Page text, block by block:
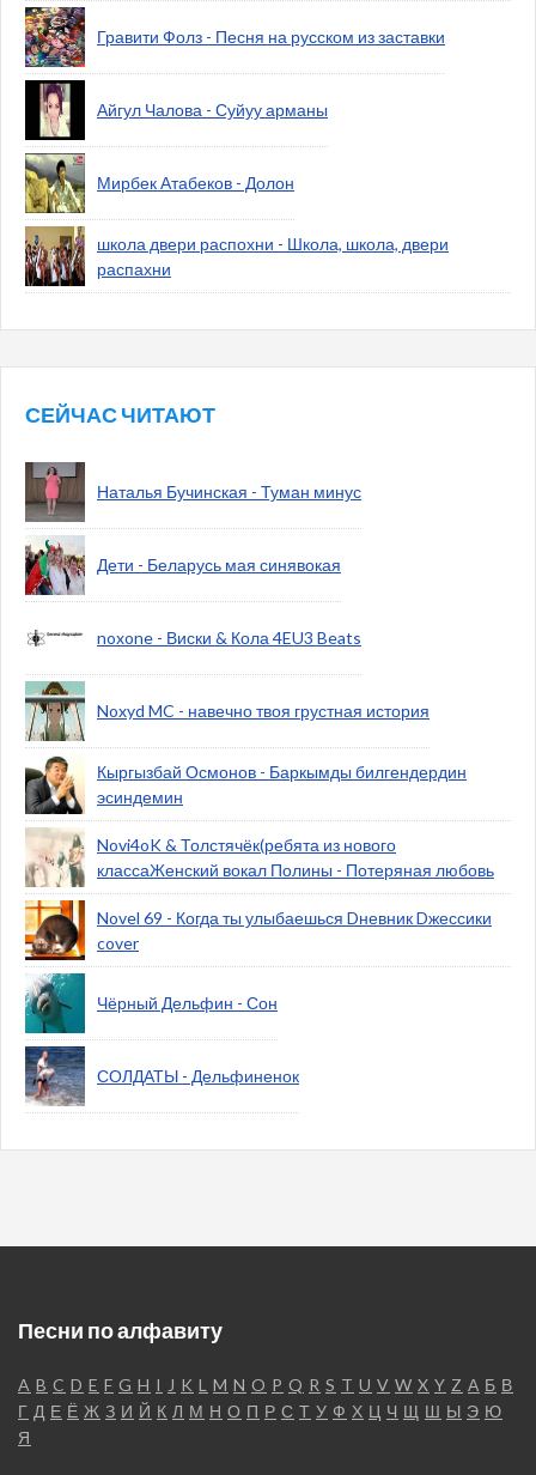
Гравити Фолз - Песня на русском из заставки
Айгул Чалова - Суйуу арманы
Мирбек Атабеков - Долон
школа двери распохни - Школа, школа, двери
распахни
СЕЙЧАС ЧИТАЮТ
Наталья Бучинская - Туман минус
Дети - Беларусь мая синявокая
noxone - Виски & Кола 4EU3 Beats
Noxyd MC - навечно твоя грустная история
Кыргызбай Осмонов - Баркымды билгендердин
эсиндемин
Novi4oK & Толстячёк(ребята из нового
классаЖенский вокал Полины - Потеряная любовь
Novel 69 - Когда ты улыбаешься Dневник Dжессики
cover
Чёрный Дельфин - Сон
СОЛДАТЫ - Дельфиненок
Песни по алфавиту
A B C D E F G H I J K L M N O P Q R S T U V W X Y Z А Б В
Г Д Е Ё Ж З И Й К Л М Н О П Р С Т У Ф Х Ц Ч Щ Ш Ы Э Ю
Я